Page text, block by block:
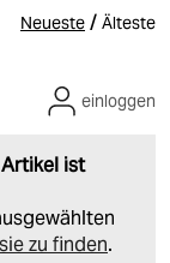
Neueste / Älteste
ist
zu finden.
einloggen